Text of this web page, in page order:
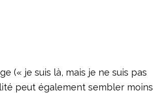
(« je suis là, mais je ne suis pas
peut également sembler moins